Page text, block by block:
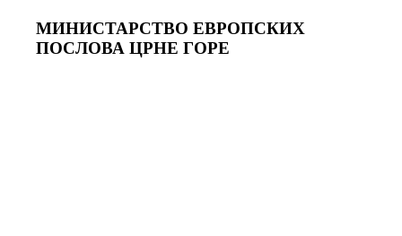
МИНИСТАРСТВО ЕВРОПСКИХ
ПОСЛОВА ЦРНЕ ГОРE